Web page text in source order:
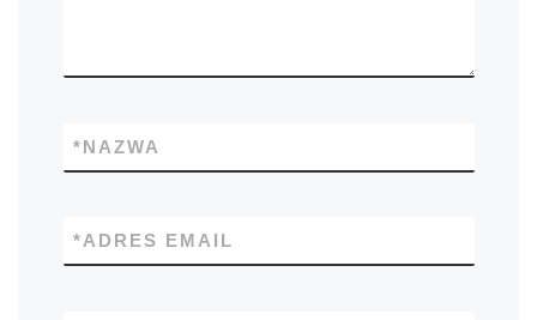
NAZWA
*
ADRES EMAIL
*